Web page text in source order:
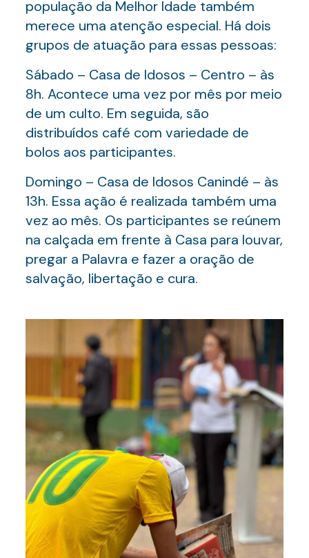
população da Melhor Idade também
merece uma atenção especial. Há dois
grupos de atuação para essas pessoas:
Sábado – Casa de Idosos – Centro – às
8h. Acontece uma vez por mês por meio
de um culto. Em seguida, são
distribuídos café com variedade de
bolos aos participantes.
Domingo – Casa de Idosos Canindé – às
13h. Essa ação é realizada também uma
vez ao mês. Os participantes se reúnem
na calçada em frente à Casa para louvar,
pregar a Palavra e fazer a oração de
salvação, libertação e cura.